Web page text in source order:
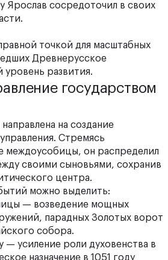
Ярослав сосредоточил в своих
точкой для масштабных
Древнерусское
уровень развития.
государством
на создание
Стремясь
междоусобицы, он распределил
своими сыновьями, сохранив
центра.
можно выделить:
— возведение мощных
парадных Золотых ворот
собора.
усиление роли духовенства в
назначение в 1051 году